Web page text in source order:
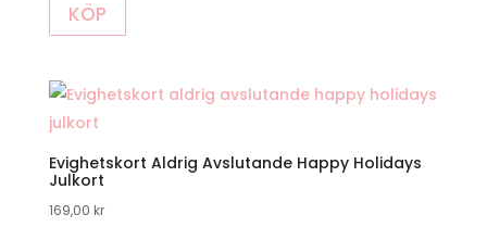
KÖP
Evighetskort Aldrig Avslutande Happy Holidays
Julkort
169,00 kr